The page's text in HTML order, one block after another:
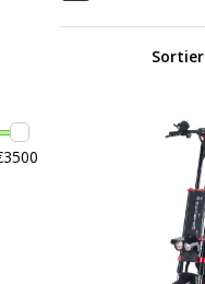
3500